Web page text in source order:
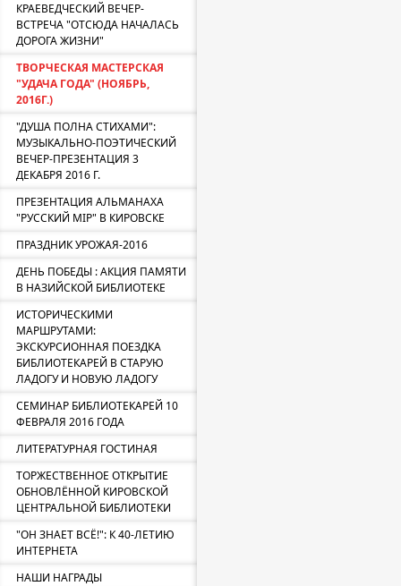
КРАЕВЕДЧЕСКИЙ ВЕЧЕР-
ВСТРЕЧА "ОТСЮДА НАЧАЛАСЬ
ДОРОГА ЖИЗНИ"
ТВОРЧЕСКАЯ МАСТЕРСКАЯ
"УДАЧА ГОДА" (НОЯБРЬ,
2016Г.)
"ДУША ПОЛНА СТИХАМИ":
МУЗЫКАЛЬНО-ПОЭТИЧЕСКИЙ
ВЕЧЕР-ПРЕЗЕНТАЦИЯ 3
ДЕКАБРЯ 2016 Г.
ПРЕЗЕНТАЦИЯ АЛЬМАНАХА
"РУССКИЙ МIР" В КИРОВСКЕ
ПРАЗДНИК УРОЖАЯ-2016
ДЕНЬ ПОБЕДЫ : АКЦИЯ ПАМЯТИ
В НАЗИЙСКОЙ БИБЛИОТЕКЕ
ИСТОРИЧЕСКИМИ
МАРШРУТАМИ:
ЭКСКУРСИОННАЯ ПОЕЗДКА
БИБЛИОТЕКАРЕЙ В СТАРУЮ
ЛАДОГУ И НОВУЮ ЛАДОГУ
СЕМИНАР БИБЛИОТЕКАРЕЙ 10
ФЕВРАЛЯ 2016 ГОДА
ЛИТЕРАТУРНАЯ ГОСТИНАЯ
ТОРЖЕСТВЕННОЕ ОТКРЫТИЕ
ОБНОВЛЁННОЙ КИРОВСКОЙ
ЦЕНТРАЛЬНОЙ БИБЛИОТЕКИ
"ОН ЗНАЕТ ВСЁ!": К 40-ЛЕТИЮ
ИНТЕРНЕТА
НАШИ НАГРАДЫ